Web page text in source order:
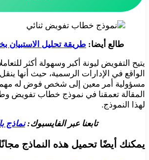
طالع أيضا: طريقة تحليل
يتيح التفويض ليونة أكبر وسهولة أكثر
الواقع في الإدارات الرسمية، حيث أنها
مسؤولية أمر معين إلى شخص فوض له
المقالة تعمقنا في نموذج خطاب تفويض
لهذا النموذج.
تابعنا عبر الفايسبوك:نماذج
يمكنك أيضًا تحميل هذه النماذج